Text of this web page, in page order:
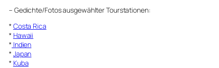
– Gedichte/Fotos ausgewählter Tourstationen:
* Costa Rica
* Hawaii
* Indien
* Japan
* Kuba